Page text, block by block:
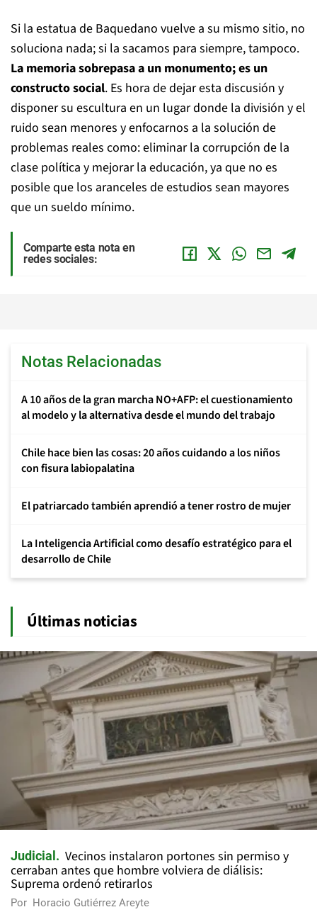
Si la estatua de Baquedano vuelve a su mismo sitio, no
soluciona nada; si la sacamos para siempre, tampoco.
La memoria sobrepasa a un monumento; es un
constructo social. Es hora de dejar esta discusión y
disponer su escultura en un lugar donde la división y el
ruido sean menores y enfocarnos a la solución de
problemas reales como: eliminar la corrupción de la
clase política y mejorar la educación, ya que no es
posible que los aranceles de estudios sean mayores
que un sueldo mínimo.
Comparte esta nota en
redes sociales:
Notas Relacionadas
A 10 años de la gran marcha NO+AFP: el cuestionamiento
al modelo y la alternativa desde el mundo del trabajo
Chile hace bien las cosas: 20 años cuidando a los niños
con fisura labiopalatina
El patriarcado también aprendió a tener rostro de mujer
La Inteligencia Artificial como desafío estratégico para el
desarrollo de Chile
Últimas noticias
Judicial
Vecinos instalaron portones sin permiso y
cerraban antes que hombre volviera de diálisis:
Suprema ordenó retirarlos
Por Horacio Gutiérrez Areyte